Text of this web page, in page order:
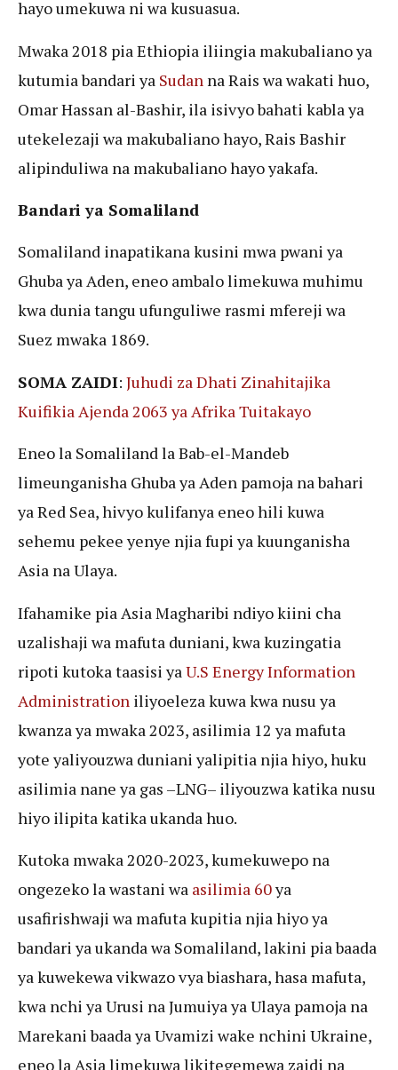
hayo umekuwa ni wa kusuasua.
Mwaka 2018 pia Ethiopia iliingia makubaliano ya
kutumia bandari ya Sudan na Rais wa wakati huo,
Omar Hassan al-Bashir, ila isivyo bahati kabla ya
utekelezaji wa makubaliano hayo, Rais Bashir
alipinduliwa na makubaliano hayo yakafa.
Bandari ya Somaliland
Somaliland inapatikana kusini mwa pwani ya
Ghuba ya Aden, eneo ambalo limekuwa muhimu
kwa dunia tangu ufunguliwe rasmi mfereji wa
Suez mwaka 1869.
SOMA ZAIDI: Juhudi za Dhati Zinahitajika
Kuifikia Ajenda 2063 ya Afrika Tuitakayo
Eneo la Somaliland la Bab-el-Mandeb
limeunganisha Ghuba ya Aden pamoja na bahari
ya Red Sea, hivyo kulifanya eneo hili kuwa
sehemu pekee yenye njia fupi ya kuunganisha
Asia na Ulaya.
Ifahamike pia Asia Magharibi ndiyo kiini cha
uzalishaji wa mafuta duniani, kwa kuzingatia
ripoti kutoka taasisi ya U.S Energy Information
Administration iliyoeleza kuwa kwa nusu ya
kwanza ya mwaka 2023, asilimia 12 ya mafuta
yote yaliyouzwa duniani yalipitia njia hiyo, huku
asilimia nane ya gas –LNG– iliyouzwa katika nusu
hiyo ilipita katika ukanda huo.
Kutoka mwaka 2020-2023, kumekuwepo na
ongezeko la wastani wa asilimia 60ya
usafirishwaji wa mafuta kupitia njia hiyo ya
bandari ya ukanda wa Somaliland, lakini pia baada
ya kuwekewa vikwazo vya biashara, hasa mafuta,
kwa nchi ya Urusi na Jumuiya ya Ulaya pamoja na
Marekani baada ya Uvamizi wake nchini Ukraine,
eneo la Asia limekuwa likitegemewa zaidi na